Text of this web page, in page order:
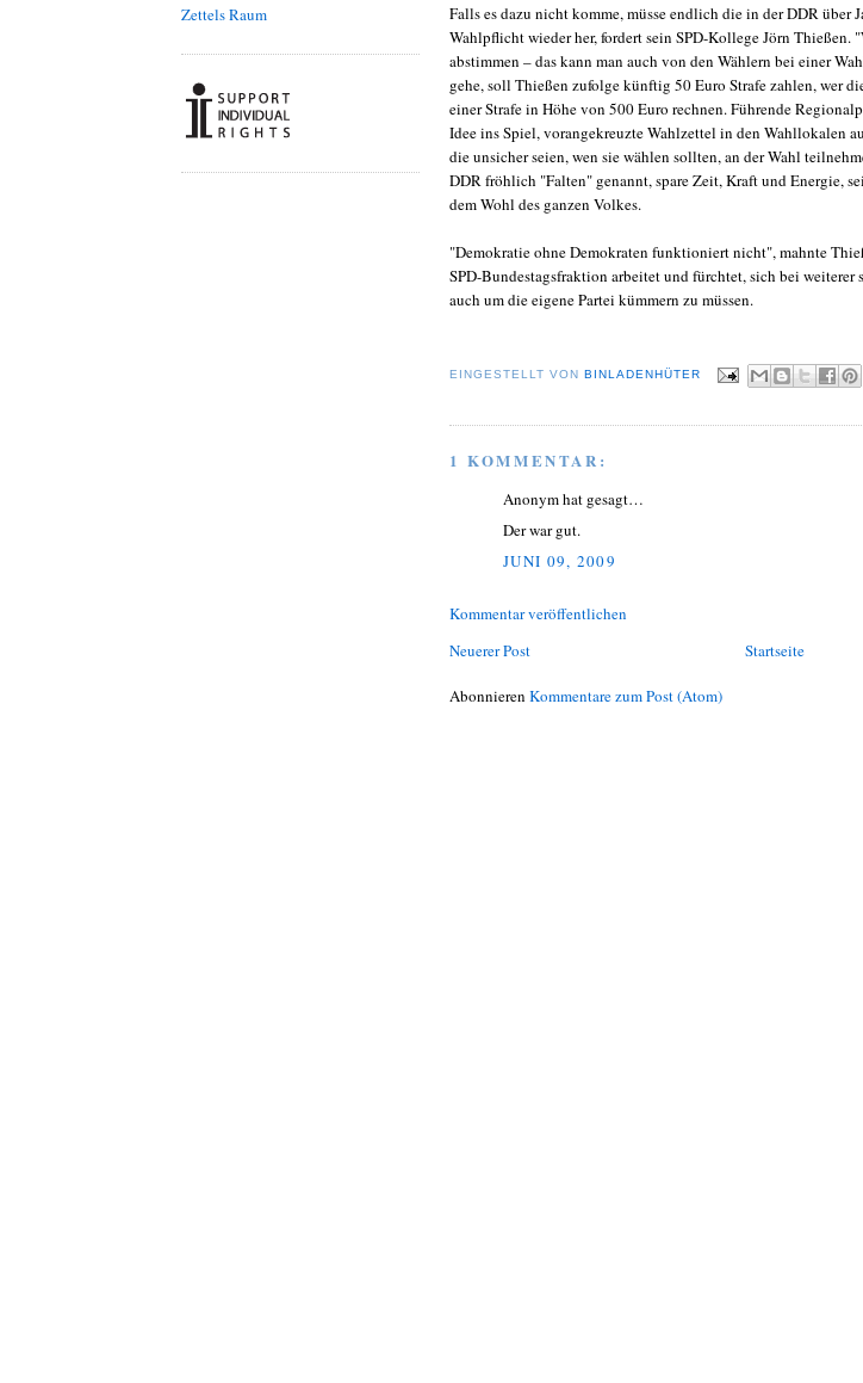
Zettels Raum
Falls es dazu nicht komme, müsse endlich die in der DDR über
Wahlpflicht wieder her, fordert sein SPD-Kollege Jörn Thießen.
abstimmen – das kann man auch von den Wählern bei einer
gehe, soll Thießen zufolge künftig 50 Euro Strafe zahlen, wer
einer Strafe in Höhe von 500 Euro rechnen. Führende
Idee ins Spiel, vorangekreuzte Wahlzettel in den Wahllokalen
die unsicher seien, wen sie wählen sollten, an der Wahl
DDR fröhlich "Falten" genannt, spare Zeit, Kraft und Energie,
dem Wohl des ganzen Volkes.
"Demokratie ohne Demokraten funktioniert nicht", mahnte
SPD-Bundestagsfraktion arbeitet und fürchtet, sich bei weiterer
auch um die eigene Partei kümmern zu müssen.
EINGESTELLT VON BINLADENHÜTER
1 KOMMENTAR:
Anonym hat gesagt…
Der war gut.
JUNI 09, 2009
Kommentar veröffentlichen
Neuerer Post
Startseite
Abonnieren Kommentare zum Post (Atom)